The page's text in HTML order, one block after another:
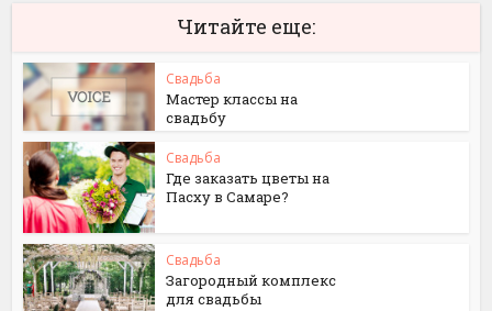
Читайте еще:
Свадьба
Мастер классы на
свадьбу
Свадьба
Где заказать цветы на
Пасху в Самаре?
Свадьба
Загородный комплекс
для свадьбы